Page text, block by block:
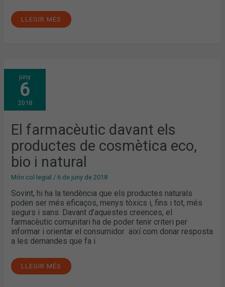
LLEGIR MÉS
juny
6
2018
El farmacèutic davant els
productes de cosmètica eco,
bio i natural
Món col·legial / 6 de juny de 2018
Sovint, hi ha la tendència que els productes naturals
poden ser més eficaços, menys tòxics i, fins i tot, més
segurs i sans. Davant d’aquestes creences, el
farmacèutic comunitari ha de poder tenir criteri per
informar i orientar el consumidor així com donar resposta
a les demandes que fa i
EL
FARMACÈUTIC
DAVANT
ELS
PRODUCTES
DE
COSMÈTICA
BIO
NATURAL
LLEGIR MÉS